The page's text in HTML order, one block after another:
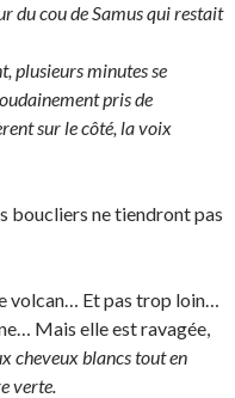
du cou de Samus qui restait
plusieurs minutes se
pris de
sur le côté, la voix
boucliers ne tiendront pas
volcan… Et pas trop loin…
Mais elle est ravagée,
cheveux blancs tout en
verte.